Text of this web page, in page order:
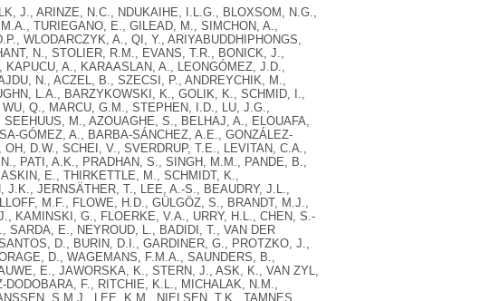
J., ARINZE, N.C., NDUKAIHE, I.L.G., BLOXSOM, N.G.,
TURIEGANO, E., GILEAD, M., SIMCHON, A.,
WLODARCZYK, A., QI, Y., ARIYABUDDHIPHONGS,
N., STOLIER, R.M., EVANS, T.R., BONICK, J.,
A., KARAASLAN, A., LEONGÓMEZ, J.D.,
N., ACZEL, B., SZECSI, P., ANDREYCHIK, M.,
L.A., BARZYKOWSKI, K., GOLIK, K., SCHMID, I.,
Q., MARCU, G.M., STEPHEN, I.D., LU, J.G.,
M., AZOUAGHE, S., BELHAJ, A., ELOUAFA,
GÓMEZ, A., BARBA-SÁNCHEZ, A.E., GONZÁLEZ-
D.W., SCHEI, V., SVERDRUP, T.E., LEVITAN, C.A.,
PATI, A.K., PRADHAN, S., SINGH, M.M., PANDE, B.,
E., THIRKETTLE, M., SCHMIDT, K.,
JERNSÄTHER, T., LEE, A.-S., BEAUDRY, J.L.,
M.F., FLOWE, H.D., GÜLGÖZ, S., BRANDT, M.J.,
KAMINSKI, G., FLOERKE, V.A., URRY, H.L., CHEN, S.-
SARDA, E., NEYROUD, L., BADIDI, T., VAN DER
D., BURIN, D.I., GARDINER, G., PROTZKO, J.,
D., WAGEMANS, F.M.A., SAUNDERS, B.,
E., JAWORSKA, K., STERN, J., ASK, K., VAN ZYL,
F., RITCHIE, K.L., MICHALAK, N.M.,
S.M.J., LEE, K.M., NIELSEN, T.K., TAMNES,